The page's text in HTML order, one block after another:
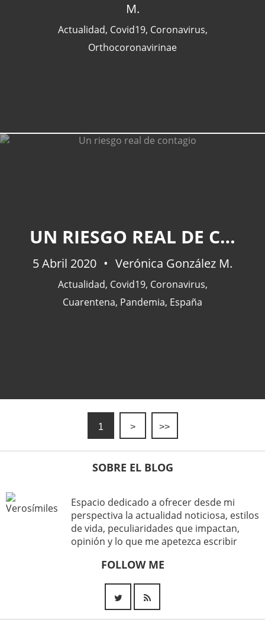
M.
Actualidad, Covid19, Coronavirus,
Orthocoronavirinae
UN RIESGO REAL DE CONTAGIO
5 Abril 2020 Verónica González M.
Actualidad, Covid19, Coronavirus,
Cuarentena, Pandemia, España
1 > >>
SOBRE EL BLOG
Espacio dedicado a ofrecer desde mi
perspectiva la actualidad noticiosa, estilos
de vida, peculiaridades que impactan,
opinión y lo que me apetezca escribir
FOLLOW ME